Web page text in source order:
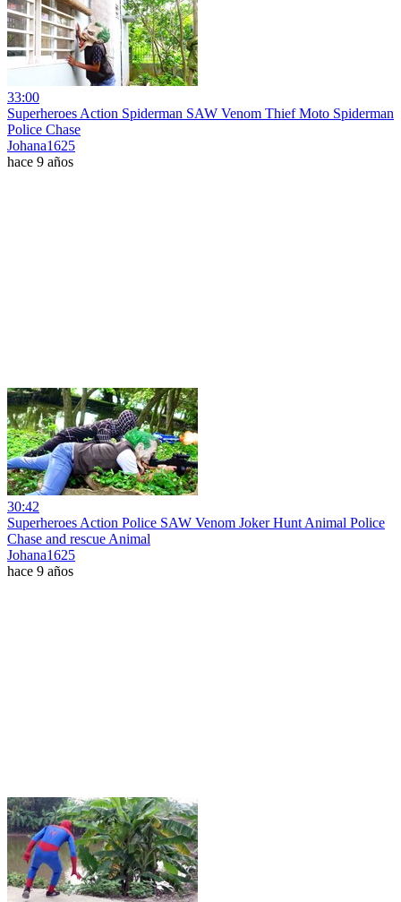
33:00
Superheroes Action Spiderman SAW Venom Thief Moto Spiderman
Police Chase
Johana1625
hace 9 años
30:42
Superheroes Action Police SAW Venom Joker Hunt Animal Police
Chase and rescue Animal
Johana1625
hace 9 años